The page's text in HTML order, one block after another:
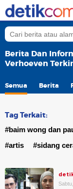
Berita Dan
Verhoeven
Semua Berita
Tag Terkait:
#baim wong dan
#artis
#sidang